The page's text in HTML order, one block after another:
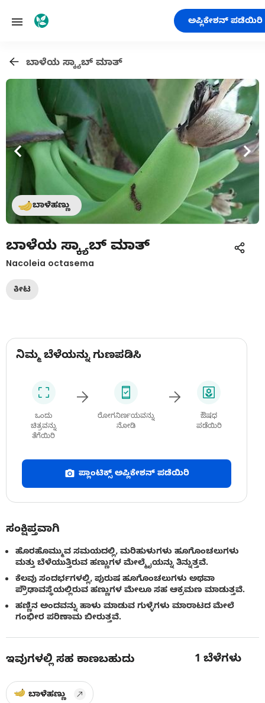
ಅಪ್ಲಿಕೇಶನ್ ಪಡೆಯಿರಿ
ಬಾಳೆಯ ಸ್ಕ್ಯಾಬ್ ಮಾತ್
ಬಾಳೆಹಣ್ಣು
ಬಾಳೆಯ ಸ್ಕ್ಯಾಬ್ ಮಾತ್
Nacoleia octasema
ಕೀಟ
ನಿಮ್ಮ ಬೆಳೆಯನ್ನು ಗುಣಪಡಿಸಿ
ಒಂದು
ಚಿತ್ರವನ್ನು
ತೆಗೆಯಿರಿ
ರೋಗನಿರ್ಣಯವನ್ನು
ನೋಡಿ
ಔಷಧ
ಪಡೆಯಿರಿ
ಪ್ಲಾಂಟಿಕ್ಸ್ ಅಪ್ಲಿಕೇಶನ್ ಪಡೆಯಿರಿ
ಸಂಕ್ಷಿಪ್ತವಾಗಿ
ಹೊರಹೊಮ್ಮುವ ಸಮಯದಲ್ಲಿ, ಮರಿಹುಳುಗಳು ಹೂಗೊಂಚಲುಗಳು
ಮತ್ತು ಬೆಳೆಯುತ್ತಿರುವ ಹಣ್ಣುಗಳ ಮೇಲ್ಮೈಯನ್ನು ತಿನ್ನುತ್ತವೆ.
ಕೆಲವು ಸಂದರ್ಭಗಳಲ್ಲಿ, ಪುರುಷ ಹೂಗೊಂಚಲುಗಳು ಅಥವಾ
ಪ್ರೌಢಾವಸ್ಥೆಯಲ್ಲಿರುವ ಹಣ್ಣುಗಳ ಮೇಲೂ ಸಹ ಆಕ್ರಮಣ ಮಾಡುತ್ತವೆ.
ಹಣ್ಣಿನ ಅಂದವನ್ನು ಹಾಳು ಮಾಡುವ ಗುಳ್ಳೆಗಳು ಮಾರಾಟದ ಮೇಲೆ
ಗಂಭೀರ ಪರಿಣಾಮ ಬೀರುತ್ತವೆ.
ಇವುಗಳಲ್ಲಿ ಸಹ ಕಾಣಬಹುದು 1 ಬೆಳೆಗಳು
ಬಾಳೆಹಣ್ಣು